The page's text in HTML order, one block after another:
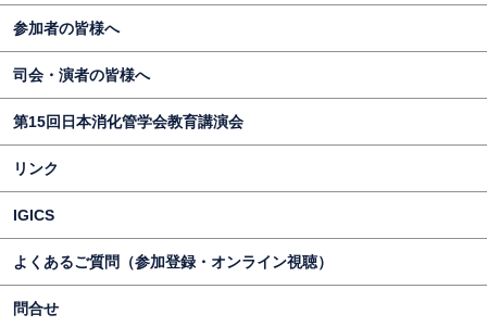
参加者の皆様へ
司会・演者の皆様へ
第15回日本消化管学会教育講演会
リンク
IGICS
よくあるご質問（参加登録・オンライン視聴）
問合せ